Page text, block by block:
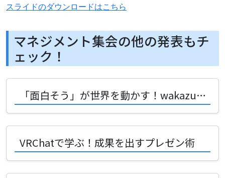
スライドのダウンロードはこちら
マネジメント集会の他の発表もチ
ェック！
「面白そう」が世界を動かす！wakazu9nさんに学ぶ同人ゲーム開発術
VRChatで学ぶ！成果を出すプレゼン術